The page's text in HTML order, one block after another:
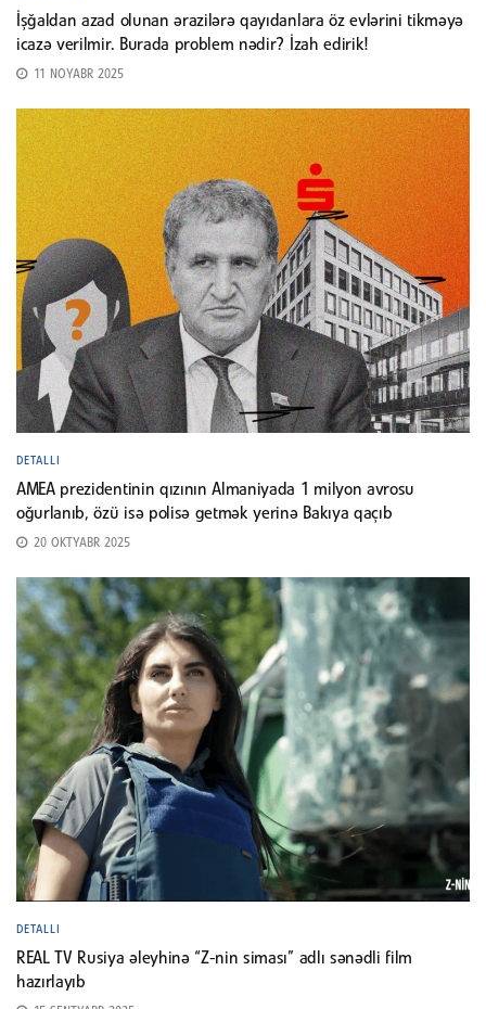
İşğaldan azad olunan ərazilərə qayıdanlara öz evlərini tikməyə
icazə verilmir. Burada problem nədir? İzah edirik!
11 NOYABR 2025
DETALLI
AMEA prezidentinin qızının Almaniyada 1 milyon avrosu
oğurlanıb, özü isə polisə getmək yerinə Bakıya qaçıb
20 OKTYABR 2025
DETALLI
REAL TV Rusiya əleyhinə “Z-nin siması” adlı sənədli film
hazırlayıb